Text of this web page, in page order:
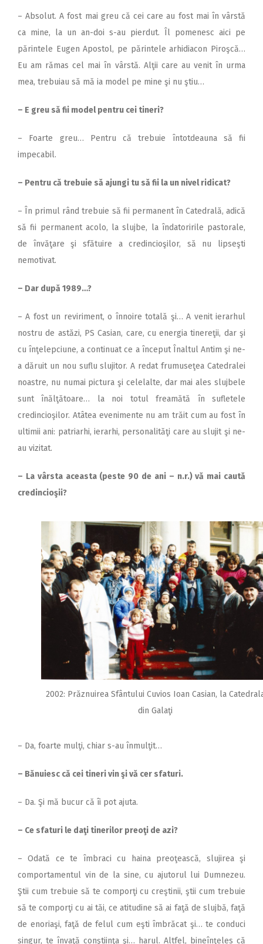
– Absolut. A fost mai greu că cei care au fost mai în vârstă
ca mine, la un an-doi s-au pierdut. Îl pomenesc aici pe
părintele Eugen Apostol, pe părintele arhidiacon Piroşcă…
Eu am rămas cel mai în vârstă. Alţii care au venit în urma
mea, trebuiau să mă ia model pe mine şi nu ştiu…
– E greu să fii model pentru cei tineri?
– Foarte greu… Pentru că trebuie întotdeauna să fii
impecabil.
– Pentru că trebuie să ajungi tu să fii la un nivel ridicat?
– În primul rând trebuie să fii permanent în Catedrală, adică
să fii permanent acolo, la slujbe, la îndatoririle pastorale,
de învăţare şi sfătuire a credincioşilor, să nu lipseşti
nemotivat.
– Dar după 1989…?
– A fost un reviriment, o înnoire totală şi… A venit ierarhul
nostru de astăzi, PS Casian, care, cu energia tinereţii, dar şi
cu înţelepciune, a continuat ce a început Înaltul Antim şi ne-
a dăruit un nou suflu slujitor. A redat frumuseţea Catedralei
noastre, nu numai pictura şi celelalte, dar mai ales slujbele
sunt înălţătoare… la noi totul freamătă în sufletele
credincioşilor. Atâtea evenimente nu am trăit cum au fost în
ultimii ani: patriarhi, ierarhi, personalităţi care au slujit şi ne-
au vizitat.
– La vârsta aceasta (peste 90 de ani – n.r.) vă mai caută
credincioşii?
2002: Prăznuirea Sfântului Cuvios Ioan Casian, la
din Galaţi
– Da, foarte mulţi, chiar s-au înmulţit…
– Bănuiesc că cei tineri vin şi vă cer sfaturi.
– Da. Şi mă bucur că îi pot ajuta.
– Ce sfaturi le daţi tinerilor preoţi de azi?
– Odată ce te îmbraci cu haina preoţească, slujirea şi
comportamentul vin de la sine, cu ajutorul lui Dumnezeu.
Ştii cum trebuie să te comporţi cu creştinii, ştii cum trebuie
să te comporţi cu ai tăi, ce atitudine să ai faţă de slujbă, faţă
de enoriaşi, faţă de felul cum eşti îmbrăcat şi… te conduci
singur, te învaţă conştiinţa şi… harul. Altfel, bineînţeles că